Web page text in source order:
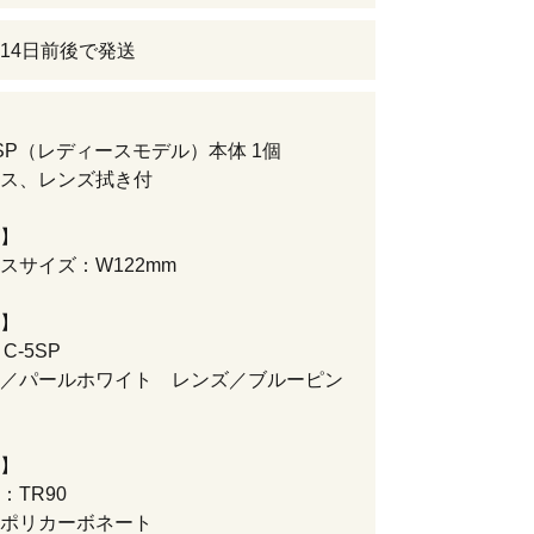
日前後で発送
（レディースモデル）本体 1個
、レンズ拭き付
サイズ：W122mm
5SP
パールホワイト レンズ／ブルーピン
TR90
リカーボネート